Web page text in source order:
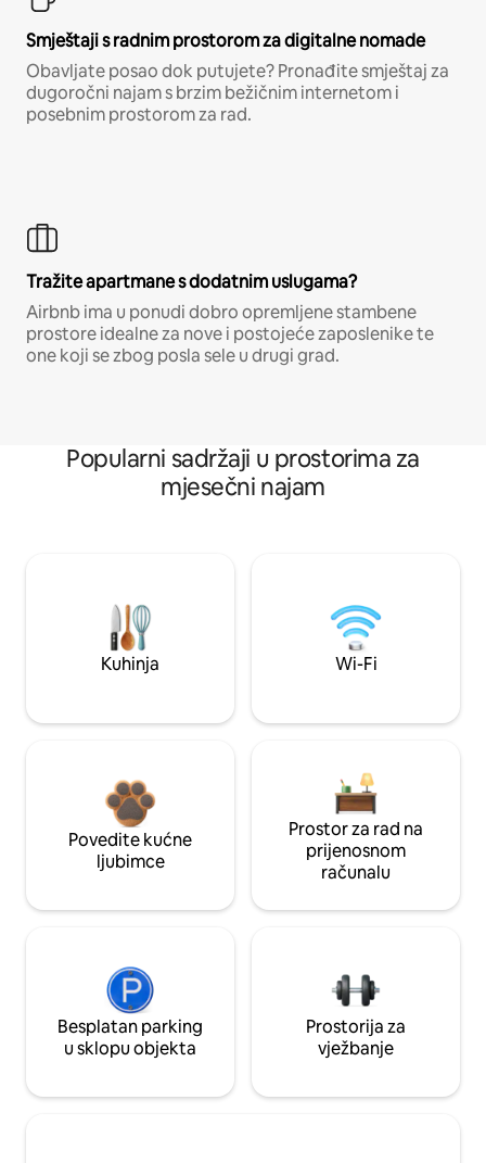
Smještaji s radnim prostorom za digitalne nomade
Obavljate posao dok putujete? Pronađite smještaj za
dugoročni najam s brzim bežičnim internetom i
posebnim prostorom za rad.
Tražite apartmane s dodatnim uslugama?
Airbnb ima u ponudi dobro opremljene stambene
prostore idealne za nove i postojeće zaposlenike te
one koji se zbog posla sele u drugi grad.
Popularni sadržaji u prostorima za
mjesečni najam
Kuhinja Wi-Fi
Povedite kućne
ljubimce
Prostor za rad na
prijenosnom
računalu
Besplatan parking
u sklopu objekta
Prostorija za
vježbanje